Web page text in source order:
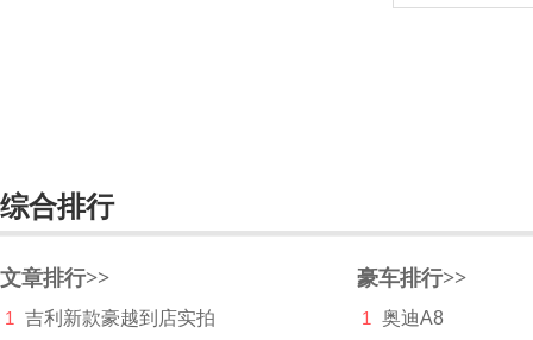
smart
SWM斯威汽车
综合排行
文章排行>>
1
吉利新款豪越到店实拍
豪车排行>>
1
奥迪A8